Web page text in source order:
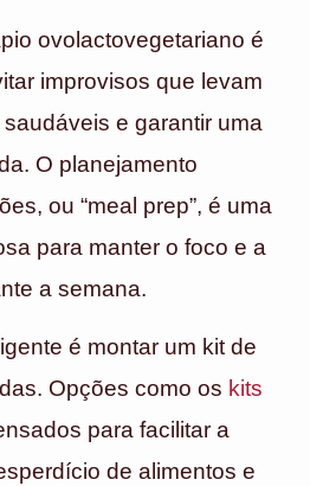
ovolactovegetariano é
improvisos que levam
e garantir uma
O planejamento
ou “meal prep”, é uma
para manter o foco e a
a semana.
é montar um kit de
Opções como os kits
para facilitar a
de alimentos e